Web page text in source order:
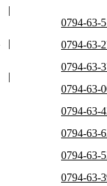
0794-63-
0794-63-
0794-63-
0794-63-
0794-63-
0794-63-
0794-63-
0794-63-